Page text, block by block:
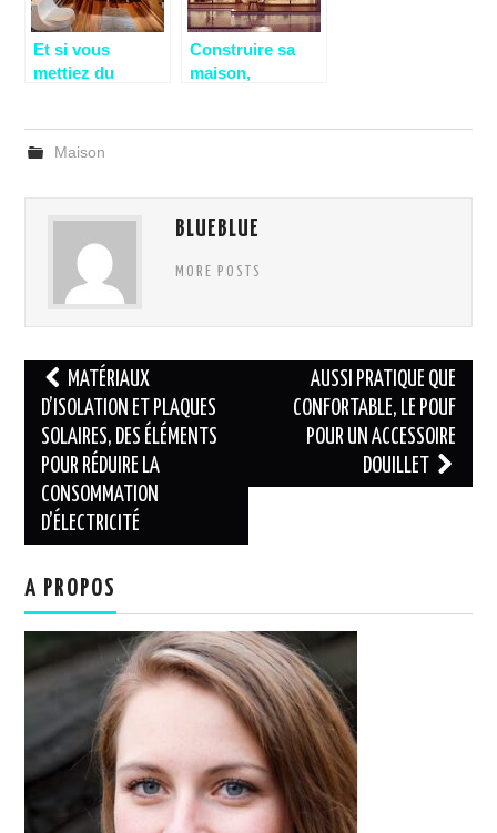
Et si vous
mettiez du
de bain?
Construire sa
maison,
Maison
BLUEBLUE
MORE POSTS
Navigation
des
articles
MATÉRIAUX
D’ISOLATION ET PLAQUES
SOLAIRES, DES ÉLÉMENTS
POUR RÉDUIRE LA
CONSOMMATION
D’ÉLECTRICITÉ
AUSSI PRATIQUE QUE
CONFORTABLE, LE POUF
POUR UN ACCESSOIRE
DOUILLET
A PROPOS